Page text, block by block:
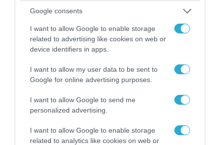
Google consents
I want to allow Google to enable storage
related to advertising like cookies on web or
device identifiers in apps.
I want to allow my user data to be sent to
Google for online advertising purposes.
I want to allow Google to send me
personalized advertising.
I want to allow Google to enable storage
related to analytics like cookies on web or
ΠΟΛΙΤΙΚΗ